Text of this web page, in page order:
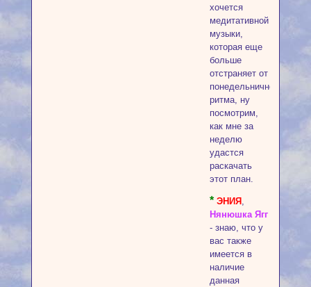
хочется
медитативной
музыки,
которая еще
больше
отстраняет от
понедельничного
ритма, ну
посмотрим,
как мне за
неделю
удастся
раскачать
этот план.
* ЭНИЯ ,
Нянюшка Ягг
- знаю, что у
вас также
имеется в
наличие
данная